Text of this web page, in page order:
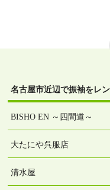
名古屋市近辺で振袖をレ
BISHO EN ～四間道～
大たにや呉服店
清水屋